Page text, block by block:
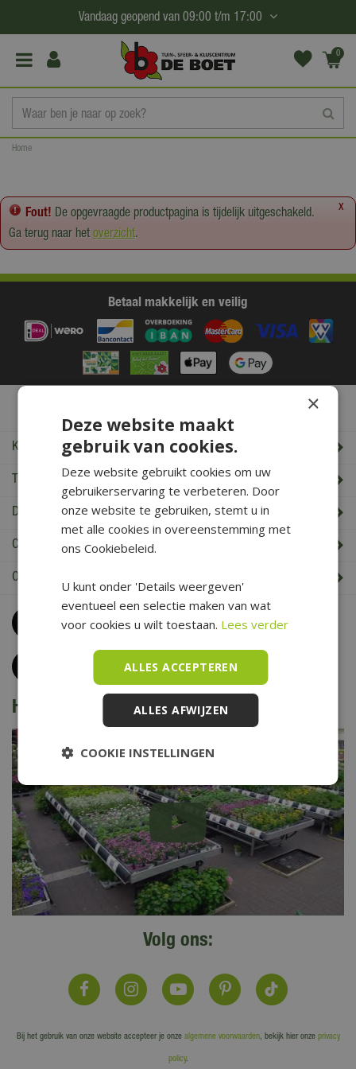
a
Home
Vandaag geopend van 09:00 t/m 17:00
0
(€0,
x
Fout! De opgevraagde productpagina is tijdelijk uitgeschakeld.
Ga terug naar hetoverzicht.
Betaal makkelijk en veilig
Klantenservice
Tuincentrum De Boet
De Boet klantenkaart
Cadeaukaart saldo check
Openingstijden & Contact
Bel0226 352 197
(maandag t/m zaterdag van 09.00 t/m 17.00 uur)
Klantenservice
Het is voorjaar bij De Boet
Volg ons:
Bij het gebruik van onze website accepteer je onze algemene voorwaarden, bekijk hier onze privacy
policy.
×
Deze website maakt
gebruik van cookies.
Deze website gebruikt cookies om uw
gebruikerservaring te verbeteren. Door
onze website te gebruiken, stemt u in
met alle cookies in overeenstemming met
ons Cookiebeleid.
U kunt onder 'Details weergeven'
eventueel een selectie maken van wat
voor cookies u wilt toestaan. Lees verder
ALLES ACCEPTEREN
ALLES AFWIJZEN
COOKIE INSTELLINGEN